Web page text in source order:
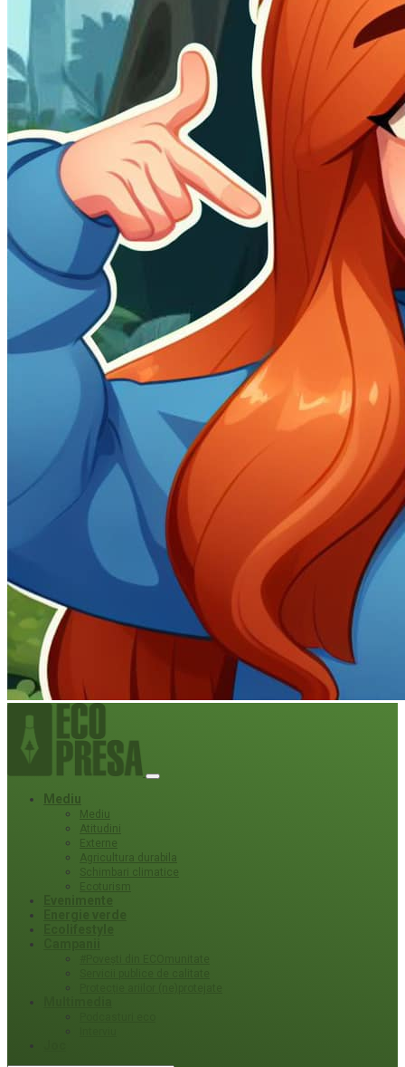
Mediu
Mediu
Atitudini
Externe
Agricultura durabila
Schimbari climatice
Ecoturism